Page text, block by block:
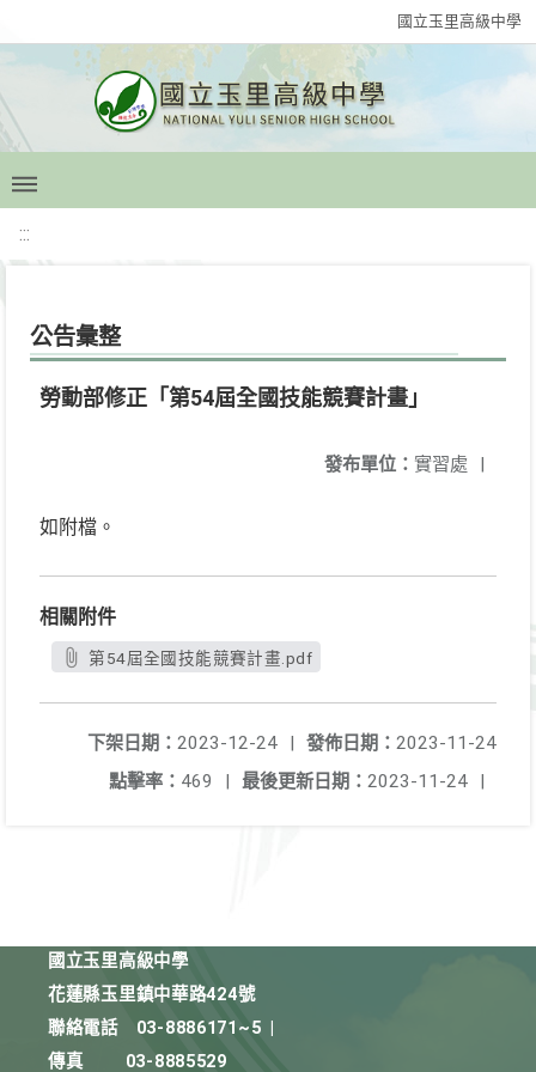
國立玉里高級中學
:::
公告彙整
勞動部修正「第54屆全國技能競賽計畫」
發布單位： 實習處 |
如附檔。
相關附件
第54屆全國技能競賽計畫.pdf
發佈日期： 2023-11-24
下架日期： 2023-12-24
|
最後更新日期： 2023-11-24 |
點擊率： 469 |
國立玉里高級中學
花蓮縣玉里鎮中華路424號
聯絡電話
03-8886171~5
傳真
03-8885529